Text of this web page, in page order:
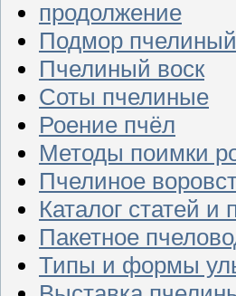
продолжение
Подмор
Пчелиный воск
Соты пчелиные
Роение пчёл
Методы поимки
Пчелиное
Каталог статей и
Пакетное
Типы и формы